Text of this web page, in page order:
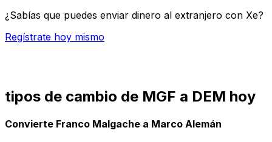
¿Sabías que puedes enviar dinero al extranjero con Xe?
Regístrate hoy mismo
tipos de cambio de MGF a DEM hoy
Convierte Franco Malgache a Marco Alemán